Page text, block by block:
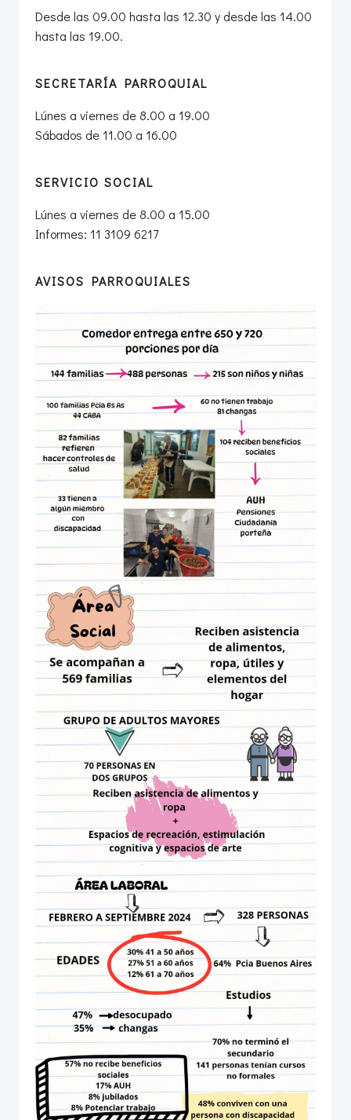
Desde las 09.00 hasta las 12.30 y desde las 14.00
hasta las 19.00.
SECRETARÍA PARROQUIAL
Lúnes a viernes de 8.00 a 19.00
Sábados de 11.00 a 16.00
SERVICIO SOCIAL
Lúnes a viernes de 8.00 a 15.00
Informes: 11 3109 6217
AVISOS PARROQUIALES